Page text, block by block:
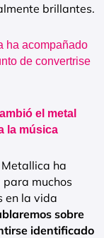
brillantes.
ha acompañado
de convertrise
el metal
la música
ha
muchos
en la vida
sobre
identificado